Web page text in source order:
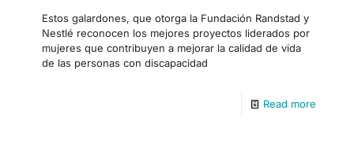
Estos galardones, que otorga la Fundación Randstad y
Nestlé reconocen los mejores proyectos liderados por
mujeres que contribuyen a mejorar la calidad de vida
de las personas con discapacidad
Read more